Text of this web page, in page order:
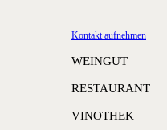
Kontakt aufnehmen
WEINGUT
RESTAURANT
VINOTHEK